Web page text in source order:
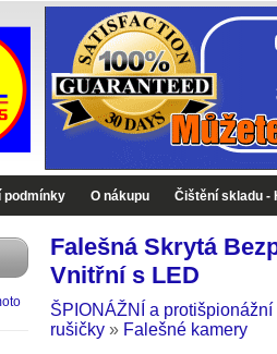
podmínky O nákupu Čištění skladu -
Falešná Skrytá
Vnitřní s LED
ŠPIONÁŽNÍ a
rušičky » Falešné kamery